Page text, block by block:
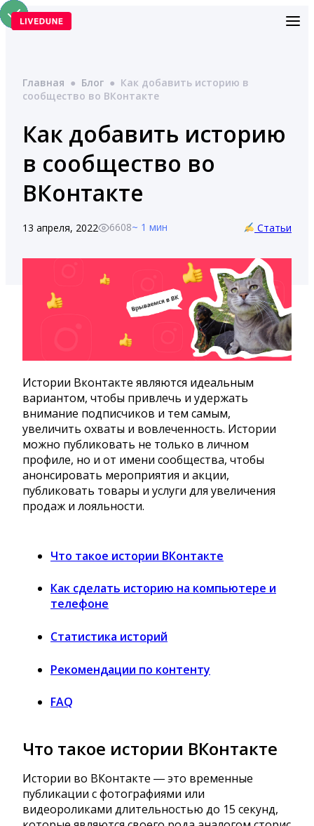
Перейти
к
Главная ● Блог ● Как добавить историю в
сообщество во ВКонтакте
Как добавить историю
в сообщество во
ВКонтакте
13 апреля, 2022 6608~ 1 мин Статьи
Истории Вконтакте являются идеальным
вариантом, чтобы привлечь и удержать
внимание подписчиков и тем самым,
увеличить охваты и вовлеченность. Истории
можно публиковать не только в личном
профиле, но и от имени сообщества, чтобы
анонсировать мероприятия и акции,
публиковать товары и услуги для увеличения
продаж и лояльности.
Что такое истории ВКонтакте
Как сделать историю на компьютере и
телефоне
Статистика историй
Рекомендации по контенту
FAQ
Что такое истории ВКонтакте
Истории во ВКонтакте ― это временные
публикации с фотографиями или
видеороликами длительностью до 15 секунд,